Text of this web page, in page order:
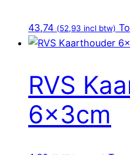
43,74 (52,93 incl btw)
RVS
6x3cm